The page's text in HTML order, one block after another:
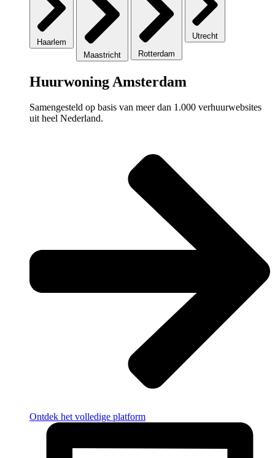
Haarlem
Maastricht
Rotterdam
Utrecht
Huurwoning Amsterdam
Samengesteld op basis van meer dan 1.000 verhuurwebsites
uit heel Nederland.
Ontdek het volledige platform